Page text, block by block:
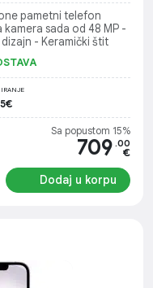
pametni telefon
sada od 48 MP -
- Keramički štit
Sa popustom 15%
709 .00
€
Dodaj u korpu